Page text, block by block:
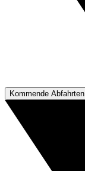
Kommende Abfahrten